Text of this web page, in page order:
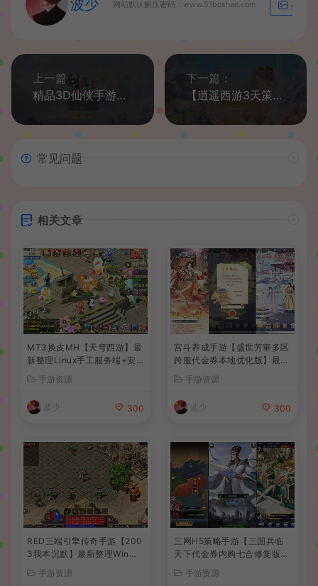
波少 网站默认解压密码：www.51boshao.com 生成海
上一篇：
精品3D仙侠手游【剑荡三界】最新整理Win一键既玩服务端+跨服+多区+运营后台+GM授权后台+安卓苹果双端
下一篇：
【逍遥西游3天策端】Linux手工服务端+超级GM后台+安卓苹果双端
常见问题
相关文章
MT3换皮MH【天穹西游】最
新整理Linux手工服务端+安
卓苹果双端+GM后台+详细搭
建教程+全套源码+视频教程
手游资源
波少 300
宫斗养成手游【盛世芳華多区
跨服代金券本地优化版】最新
整理单机一键即玩端+Linux
手工服务端+CDK授权后台
+安卓+详细搭建教程
手游资源
波少 300
RED三端引擎传奇手游【200
3我本沉默】最新整理Win系
服务端+安卓苹果PC三端+详
细搭建教程
手游资源
三网H5策略手游【三国兵临
天下代金券内购七合修复版】
最新整理单机一键即玩镜像端
+Linux手工服务端+管理后台
手游资源